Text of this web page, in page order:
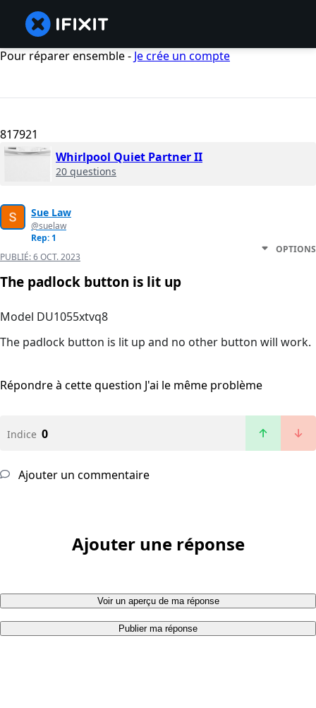
Pour réparer ensemble - Je crée un compte
817921
Whirlpool Quiet Partner II
20 questions
Sue Law
@suelaw
Rep: 1
PUBLIÉ:6 OCT. 2023
OPTIONS
The padlock button is lit up
Model DU1055xtvq8
The padlock button is lit up and no other button will work.
Répondre à cette question J'ai le même problème
Indice 0
Ajouter un commentaire
Ajouter une réponse
Voir un aperçu de ma réponse
Publier ma réponse